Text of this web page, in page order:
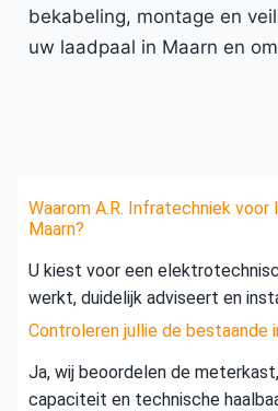
bekabeling, montage en
uw laadpaal in Maarn en
Waarom A.R. Infratechniek voor
Maarn?
U kiest voor een
werkt, duidelijk adviseert en
Controleren jullie de bestaande
Ja, wij beoordelen de
capaciteit en technische